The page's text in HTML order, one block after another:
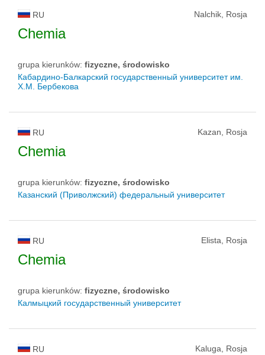
RU Nalchik, Rosja
Chemia
grupa kierunków: fizyczne, środowisko
Кабардино-Балкарский государственный университет им.
Х.М. Бербекова
RU Kazan, Rosja
Chemia
grupa kierunków: fizyczne, środowisko
Казанский (Приволжский) федеральный университет
RU Elista, Rosja
Chemia
grupa kierunków: fizyczne, środowisko
Калмыцкий государственный университет
RU Kaluga, Rosja